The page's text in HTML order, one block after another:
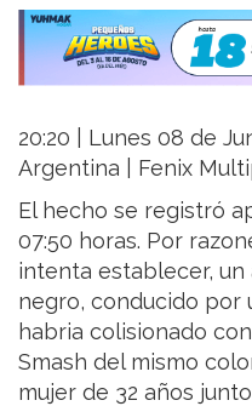
20:20 | Lunes 08 de
Argentina | Fenix
El hecho se registró
07:50 horas. Por
intenta establecer,
negro, conducido por
habria colisionado
Smash del mismo
mujer de 32 años